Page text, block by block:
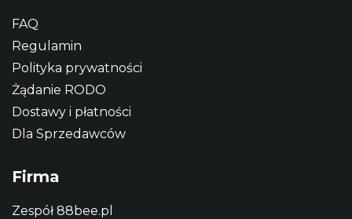
FAQ
Regulamin
Polityka prywatności
Żądanie RODO
Dostawy i płatności
Dla Sprzedawców
Firma
Zespół 88bee.pl